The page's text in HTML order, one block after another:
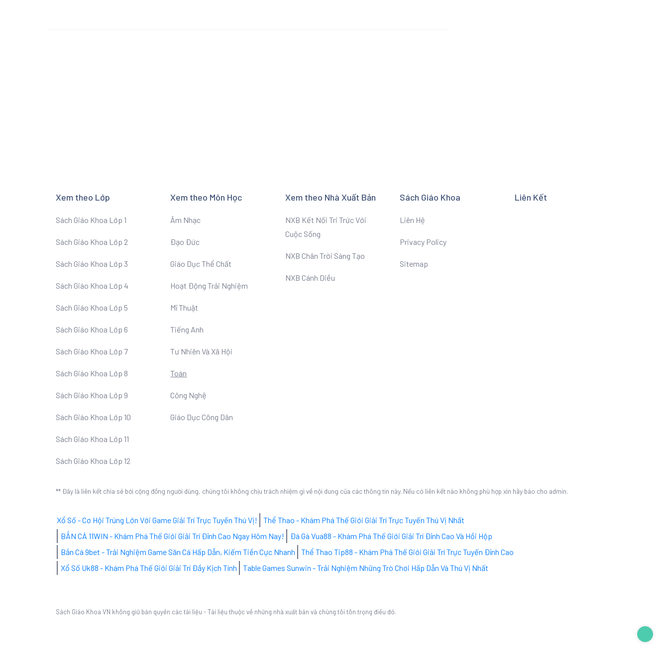
Xem theo Lớp
Sách Giáo Khoa Lớp 1
Sách Giáo Khoa Lớp 2
Sách Giáo Khoa Lớp 3
Sách Giáo Khoa Lớp 4
Sách Giáo Khoa Lớp 5
Sách Giáo Khoa Lớp 6
Sách Giáo Khoa Lớp 7
Sách Giáo Khoa Lớp 8
Sách Giáo Khoa Lớp 9
Sách Giáo Khoa Lớp 10
Sách Giáo Khoa Lớp 11
Sách Giáo Khoa Lớp 12
Xem theo Môn Học
Âm Nhạc
Đạo Đức
Giáo Dục Thể Chất
Hoạt Động Trải Nghiệm
Mĩ Thuật
Tiếng Anh
Tư Nhiên Và Xã Hội
Toán
Công Nghệ
Giáo Dục Công Dân
Xem theo Nhà Xuất Bản
NXB Kết Nối Tri Trức Với
Cuộc Sống
NXB Chân Trời Sáng Tạo
NXB Cánh Diều
Sách Giáo Khoa
Liên Hệ
Privacy Policy
Sitemap
Liên Kết
** Đây là liên kết chia sẻ bới cộng đồng người dùng, chúng tôi không chịu trách nhiệm gì về nội dung của các thông tin này. Nếu có liên kết nào không phù hợp xin hãy báo cho admin.
Xổ Số - Cơ Hội Trúng Lớn Với Game Giải Trí Trực Tuyến Thú Vị!
Thể Thao - Khám Phá Thế Giới Giải Trí Trực Tuyến Thú Vị Nhất
BẮN CÁ 11WIN - Khám Phá Thế Giới Giải Trí Đỉnh Cao Ngay Hôm Nay!
Đá Gà Vua88 - Khám Phá Thế Giới Giải Trí Đỉnh Cao Và Hồi Hộp
Bắn Cá 9bet - Trải Nghiệm Game Săn Cá Hấp Dẫn, Kiếm Tiền Cực Nhanh
Thể Thao Tip88 - Khám Phá Thế Giới Giải Trí Trực Tuyến Đỉnh Cao
Xổ Số Uk88 - Khám Phá Thế Giới Giải Trí Đầy Kịch Tính
Table Games Sunwin - Trải Nghiệm Những Trò Chơi Hấp Dẫn Và Thú Vị Nhất
Sách Giáo Khoa VN không giữ bản quyền các tài liệu - Tài liệu thuộc về những nhà xuất bản và chúng tôi tôn trọng điều đó.